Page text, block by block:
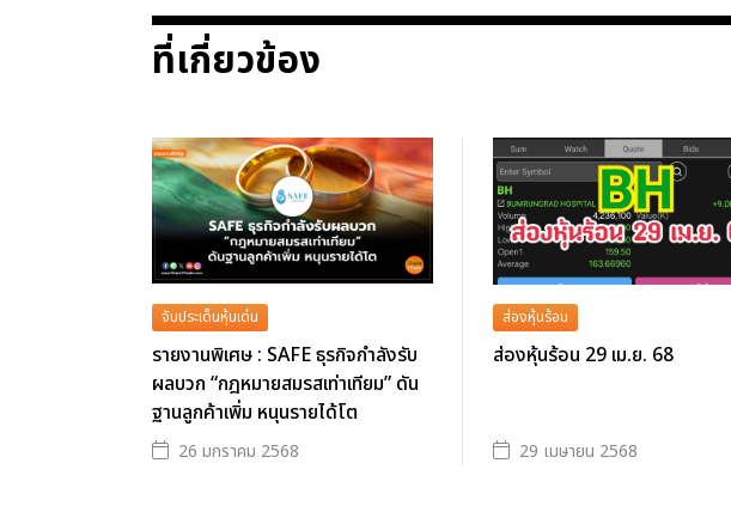
ที่เกี่ยวข้อง
จับประเด็นหุ้นเด่น
รายงานพิเศษ : SAFE ธุรกิจกำลังรับ
ผลบวก “กฎหมายสมรสเท่าเทียม” ดัน
ฐานลูกค้าเพิ่ม หนุนรายได้โต
26 มกราคม 2568
ส่องหุ้นร้อน
ส่องหุ้นร้อน 29 เม.ย. 68
29 เมษายน 2568